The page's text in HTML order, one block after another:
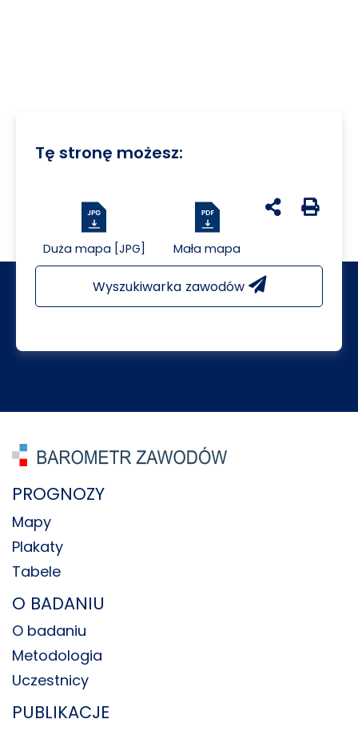
Tę stronę możesz:
Duża mapa [JPG] Mała mapa
udostępnij na
Generuj
Wyszukiwarka zawodów
PROGNOZY
Mapy
Plakaty
Tabele
O BADANIU
O badaniu
Metodologia
Uczestnicy
PUBLIKACJE